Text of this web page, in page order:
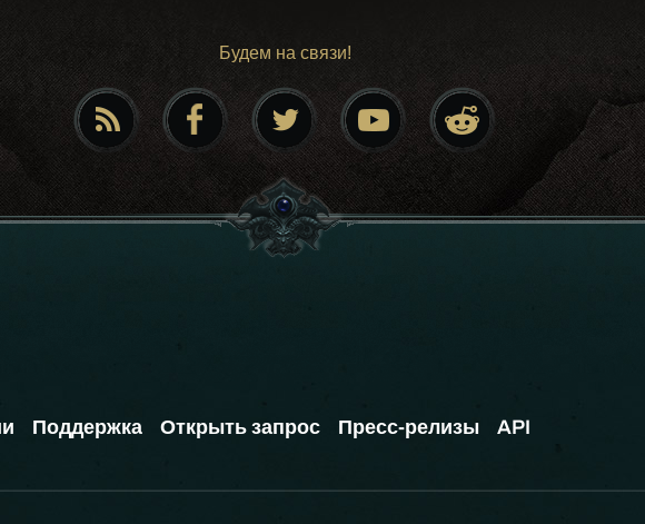
Будем на связи!